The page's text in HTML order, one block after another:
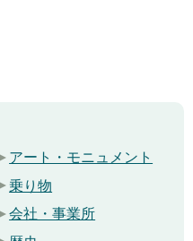
アート・モニュメント
乗り物
会社・事業所